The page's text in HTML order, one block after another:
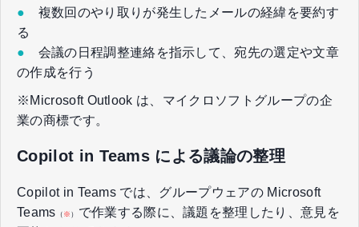
● 複数回のやり取りが発生したメールの経緯を要約す
る
● 会議の日程調整連絡を指示して、宛先の選定や文章
の作成を行う
※Microsoft Outlook は、マイクロソフトグループの企
業の商標です。
Copilot in Teams による議論の整理
Copilot in Teams では、グループウェアの Microsoft
Teams （ ※ ）
で作業する際に、議題を整理したり、意見を